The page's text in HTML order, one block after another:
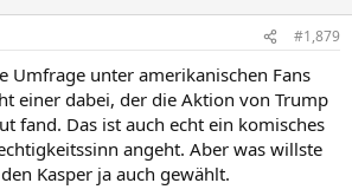
#1,879
Umfrage unter amerikanischen Fans
einer dabei, der die Aktion von Trump
fand. Das ist auch echt ein komisches
angeht. Aber was willste
Kasper ja auch gewählt.